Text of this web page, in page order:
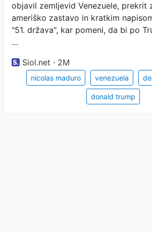
objavil zemljevid Venezuele, prekrit
ameriško zastavo in kratkim
"51. država", kar pomeni, da bi po
…
Siol.net · 2M
nicolas maduro venezuela
donald trump